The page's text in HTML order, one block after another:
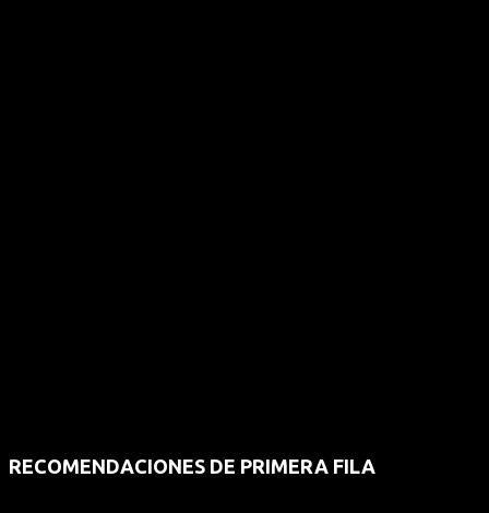
RECOMENDACIONES DE PRIMERA FILA